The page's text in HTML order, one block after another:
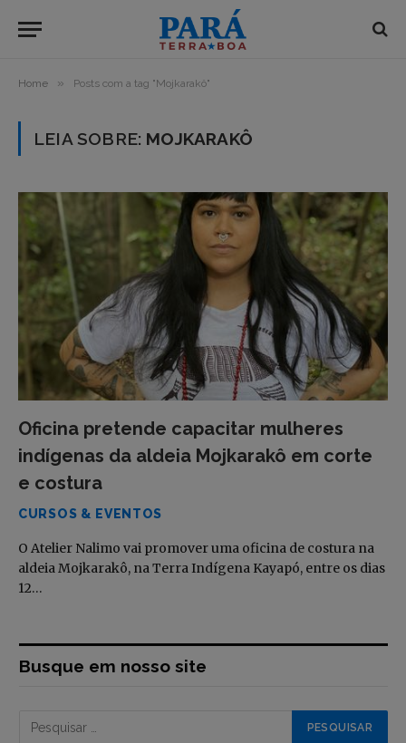
Home » Posts com a tag "Mojkarakô"
LEIA SOBRE: MOJKARAKÔ
Oficina pretende capacitar mulheres
indígenas da aldeia Mojkarakô em corte
e costura
CURSOS & EVENTOS
O Atelier Nalimo vai promover uma oficina de costura na
aldeia Mojkarakô, na Terra Indígena Kayapó, entre os dias
12…
Busque em nosso site